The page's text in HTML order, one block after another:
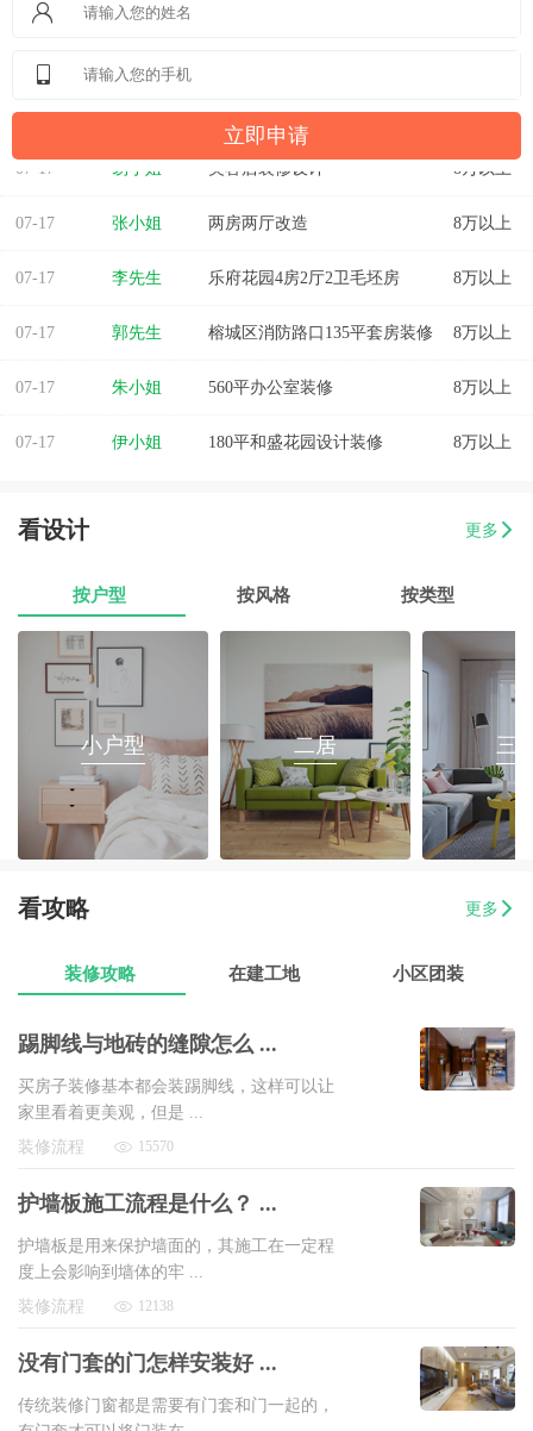
07-17 易小姐 美容店装修设计 8万以上
07-17 张小姐 两房两厅改造 8万以上
07-17 李先生 乐府花园4房2厅2卫毛坯房 8万以上
07-17 郭先生 榕城区消防路口135平套房装修 8万以上
07-17 朱小姐 560平办公室装修 8万以上
07-17 伊小姐 180平和盛花园设计装修 8万以上
07-17 8万以上
魏先生 金海湾4室2厅 8万以上
曾女士
方先生 金源华庭3室2厅1卫 8万以上
孙先生 海岸万和城4室2厅177平装修 8万以上
戴女士 梅陇镇三房两厅翻新装修 8万以上
07-17
看设计 更多
按户型 按风格 按类型
小户型 二居 三
看攻略 更多
装修攻略 在建工地 小区团装
踢脚线与地砖的缝隙怎么 ...
买房子装修基本都会装踢脚线，这样可以让
家里看着更美观，但是 ...
装修流程
15570
护墙板施工流程是什么？ ...
护墙板是用来保护墙面的，其施工在一定程
度上会影响到墙体的牢 ...
装修流程
12138
没有门套的门怎样安装好 ...
传统装修门窗都是需要有门套和门一起的，